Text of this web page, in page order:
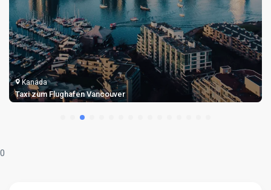
Kanada
Taxi zum Flughafen Vancouver
0